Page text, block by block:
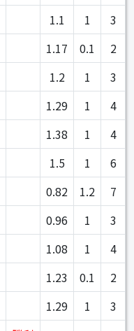
1.1 1
3
1.17 0.1 2
1.2 1 3
1.29 1 4
1.38 1 4
1.5 1 6
0.82 1.2 7
0.96 1 3
1.08 1 4
1.23 0.1
2
1.29 1
3